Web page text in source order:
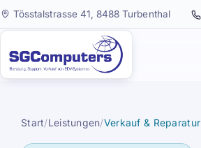
Tösstalstrasse 41, 8488 Turbenthal
Start/Leistungen/Verkauf & Reparatur